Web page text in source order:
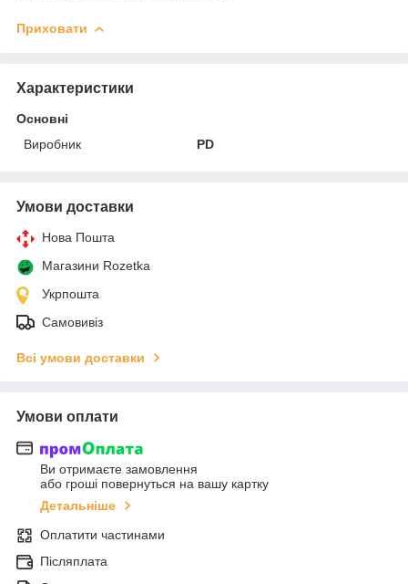
Приховати
Характеристики
Основні
Виробник
PD
Умови доставки
Нова Пошта
Магазини Rozetka
Укрпошта
Самовивіз
Всі умови доставки
Умови оплати
Ви отримаєте замовлення
або гроші повернуться на вашу картку
Детальніше
Оплатити частинами
Післяплата